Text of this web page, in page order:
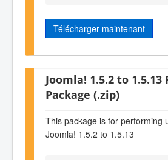
Télécharger maintenant
Joomla! 1.5.2 to 1.5.13
Package (.zip)
This package is for performing
Joomla! 1.5.2 to 1.5.13